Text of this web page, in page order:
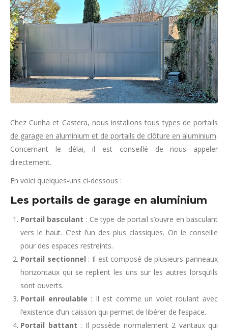
Chez Cunha et Castera, nous installons tous types de portails
de garage en aluminium et de portails de clôture en aluminium.
Concernant le délai, il est conseillé de nous appeler
directement.
En voici quelques-uns ci-dessous :
Les portails de garage en aluminium
Portail basculant : Ce type de portail s’ouvre en basculant
vers le haut. C’est l’un des plus classiques. On le conseille
pour des espaces restreints.
Portail sectionnel : Il est composé de plusieurs panneaux
horizontaux qui se replient les uns sur les autres lorsqu’ils
sont ouverts.
Portail enroulable : Il est comme un volet roulant avec
l’existence d’un caisson qui permet de libérer de l’espace.
Portail battant : Il possède normalement 2 vantaux qui